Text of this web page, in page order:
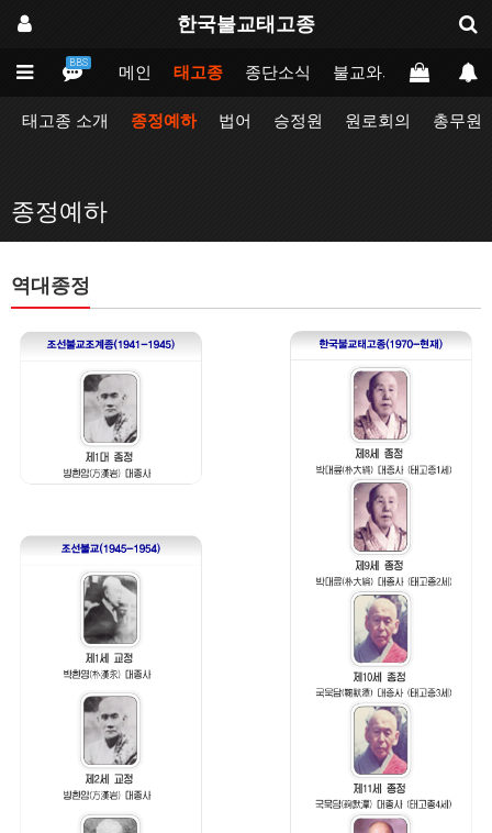
한국불교태고종
BBS
메인 태고종 종단소식 불교와의만남 업
태고종 소개 종정예하 법어 승정원 원로회의 총무원
종정예하
역대종정